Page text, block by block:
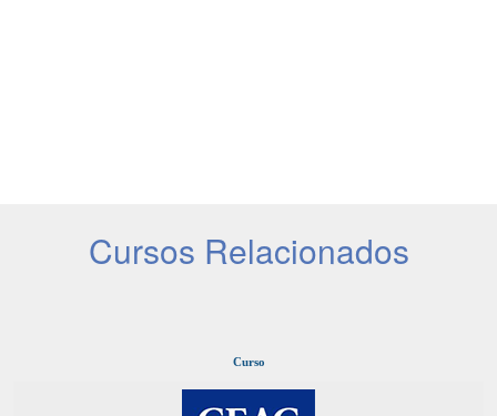
Cursos Relacionados
Curso